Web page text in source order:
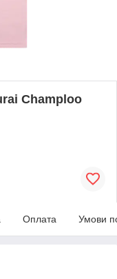
Champloo
Оплата Умови